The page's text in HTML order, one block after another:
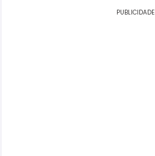
PUBLICIDADE